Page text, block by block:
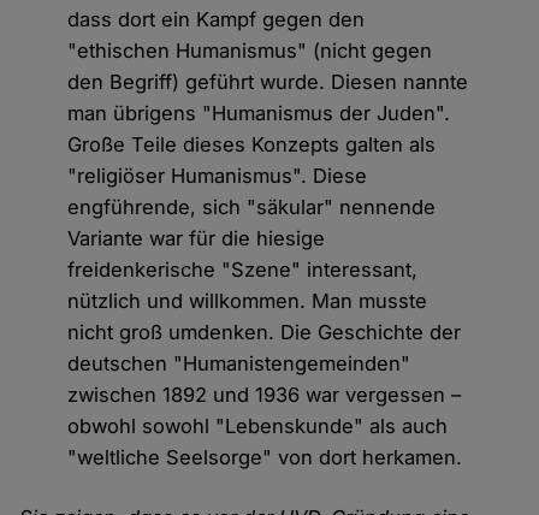
dass dort ein Kampf gegen den
"ethischen Humanismus" (nicht gegen
den Begriff) geführt wurde. Diesen nannte
man übrigens "Humanismus der Juden".
Große Teile dieses Konzepts galten als
"religiöser Humanismus". Diese
engführende, sich "säkular" nennende
Variante war für die hiesige
freidenkerische "Szene" interessant,
nützlich und willkommen. Man musste
nicht groß umdenken. Die Geschichte der
deutschen "Humanistengemeinden"
zwischen 1892 und 1936 war vergessen –
obwohl sowohl "Lebenskunde" als auch
"weltliche Seelsorge" von dort herkamen.